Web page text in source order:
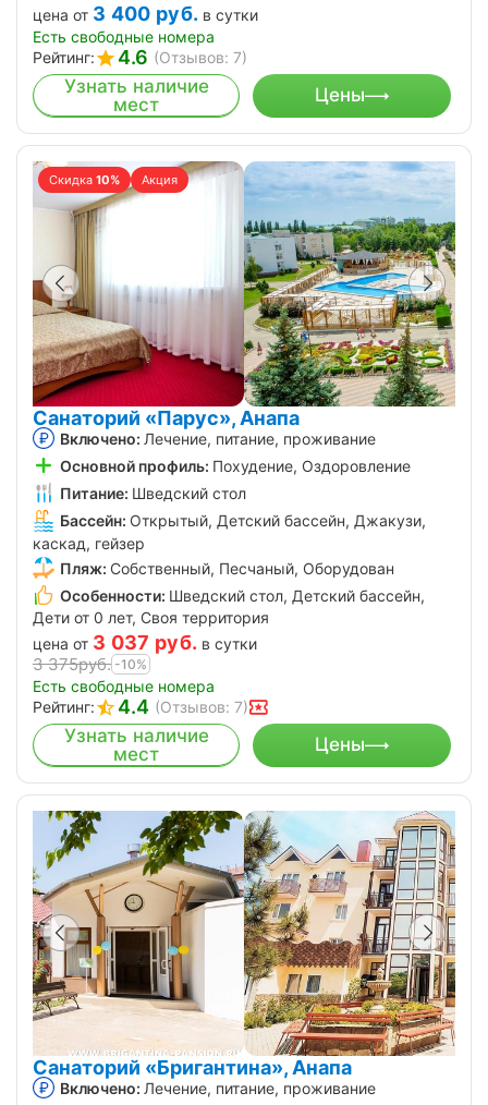
цена от 3 400 руб. в сутки
Есть свободные номера
Рейтинг:
4.6 (Отзывов: 7)
Узнать наличие
мест
Цены
Скидка 10% Акция
Санаторий «Парус», Анапа
Включено: Лечение, питание, проживание
Основной профиль: Похудение, Оздоровление
Питание: Шведский стол
Бассейн: Открытый, Детский бассейн, Джакузи,
каскад, гейзер
Пляж: Собственный, Песчаный, Оборудован
Особенности: Шведский стол, Детский бассейн,
Дети от 0 лет, Своя территория
цена от 3 037 руб. в сутки
3 375руб. -10%
Есть свободные номера
Рейтинг:
4.4 (Отзывов: 7)
Узнать наличие
мест
Цены
Санаторий «Бригантина», Анапа
Включено: Лечение, питание, проживание